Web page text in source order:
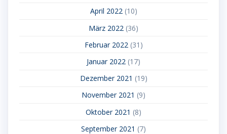
April 2022(10)
März 2022 (36)
Februar 2022(31)
Januar 2022 (17)
Dezember 2021 (19)
November 2021 (9)
Oktober 2021 (8)
September 2021 (7)